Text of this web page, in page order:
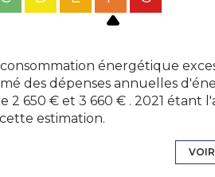
énergétique
des dépenses annuelles
2 650 € et 3 660 € . 2021 étant
estimation.